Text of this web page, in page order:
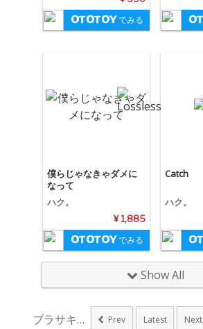
でみる
僕らじゃなきゃダメに
なって
ハク。
¥ 1,885
でみる
Catch
ハク。
Show All
ブラサキ主催イベント... Prev Latest Next